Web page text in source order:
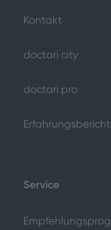
Kontakt
doctari city
doctari pro
Service